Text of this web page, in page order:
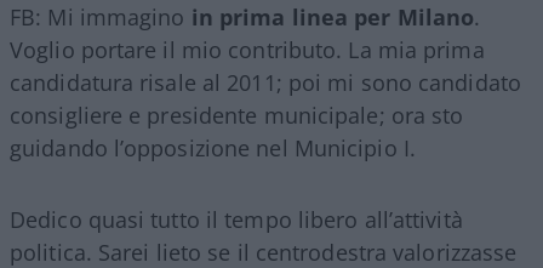
FB: Mi immagino in prima linea per Milano.
Voglio portare il mio contributo. La mia prima
candidatura risale al 2011; poi mi sono candidato
consigliere e presidente municipale; ora sto
guidando l’opposizione nel Municipio I.
Dedico quasi tutto il tempo libero all’attività
politica. Sarei lieto se il centrodestra valorizzasse